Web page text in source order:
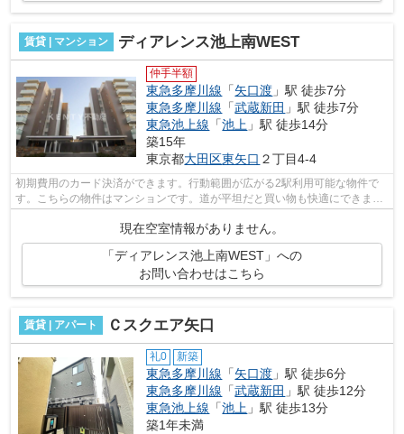
賃貸 | マンション ディアレンス池上南WEST
仲手半額
東急多摩川線 「矢口渡 」駅 徒歩7分
東急多摩川線 「武蔵新田 」駅 徒歩7分
東急池上線 「池上 」駅 徒歩14分
築15年
東京都大田区東矢口 ２丁目4-4
初期費用のカード決済ができます。行動範囲が広がる2駅利用可能な物件で
す。こちらの物件はマンションです。道が平坦だと買い物も快適にできます
ね。利便性の高い徒歩7分の物件です。...
現在空室情報がありません。
「ディアレンス池上南WEST」への
お問い合わせはこちら
賃貸 | アパート Ｃスクエア矢口
礼0 新築
東急多摩川線 「矢口渡 」駅 徒歩6分
東急多摩川線 「武蔵新田 」駅 徒歩12分
東急池上線 「池上 」駅 徒歩13分
築1年未満